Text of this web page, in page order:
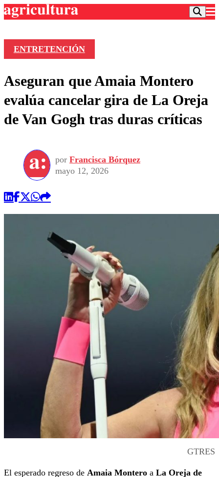
Frecuencias
Agricultura TV
Deportes
Colo Colo
Seleccion Chilena
Torneo Internacional
Universidad de Chile
Entretención
Economía
Internacional
Sustentabilidad
Publicaciones en medios
Opinión
ENTRETENCIÓN
Aseguran que Amaia Montero
evalúa cancelar gira de La Oreja
de Van Gogh tras duras críticas
por Francisca Bórquez
mayo 12, 2026
GTRES
El esperado regreso de Amaia Montero a La Oreja de